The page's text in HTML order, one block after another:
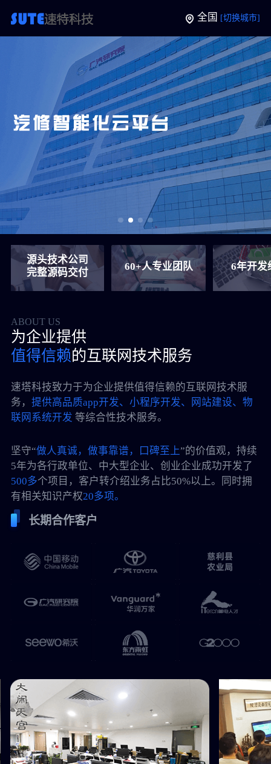
全国 [切换城市]
头技术公司
整源码交付
60+人专业团队 6年开发经验
ABOUT US
为企业提供
值得信赖的互联网技术服务
速塔科技致力于为企业提供值得信赖的互联网技术服
务， 提供高品质app开发、小程序开发、网站建设、物
联网系统开发 等综合性技术服务。
坚守“做人真诚，做事靠谱，口碑至上”的价值观，持续
5年为各行政单位、中大型企业、创业企业成功开发了
500多个项目，客户转介绍业务占比50%以上。同时拥
有相关知识产权20多项。
长期合作客户